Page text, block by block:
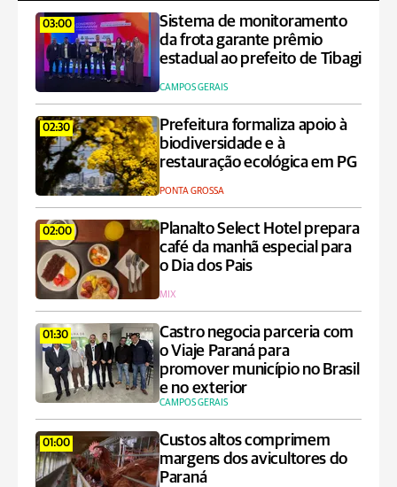
03:00
Sistema de monitoramento
da frota garante prêmio
estadual ao prefeito de Tibagi
CAMPOS GERAIS
02:30
Prefeitura formaliza apoio à
biodiversidade e à
restauração ecológica em PG
PONTA GROSSA
02:00
Planalto Select Hotel prepara
café da manhã especial para
o Dia dos Pais
MIX
01:30
Castro negocia parceria com
o Viaje Paraná para
promover município no Brasil
e no exterior
CAMPOS GERAIS
01:00
Custos altos comprimem
margens dos avicultores do
Paraná